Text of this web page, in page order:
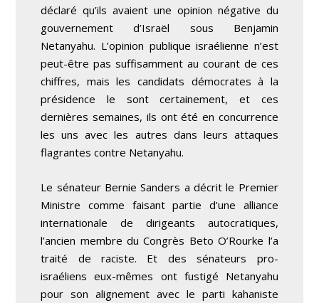
déclaré qu’ils avaient une opinion négative du
gouvernement d’Israël sous Benjamin
Netanyahu. L’opinion publique israélienne n’est
peut-être pas suffisamment au courant de ces
chiffres, mais les candidats démocrates à la
présidence le sont certainement, et ces
dernières semaines, ils ont été en concurrence
les uns avec les autres dans leurs attaques
flagrantes contre Netanyahu.
Le sénateur Bernie Sanders a décrit le Premier
Ministre comme faisant partie d’une alliance
internationale de dirigeants autocratiques,
l’ancien membre du Congrès Beto O’Rourke l’a
traité de raciste. Et des sénateurs pro-
israéliens eux-mêmes ont fustigé Netanyahu
pour son alignement avec le parti kahaniste